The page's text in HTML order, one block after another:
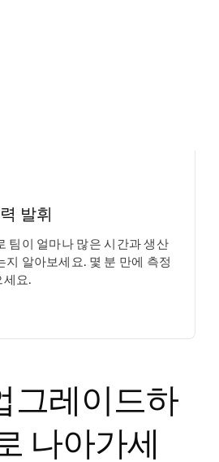
발휘
팀이 얼마나 많은 시간과 생산
지 알아보세요. 몇 분 만에 측정
세요.
그레이드하
나아가세